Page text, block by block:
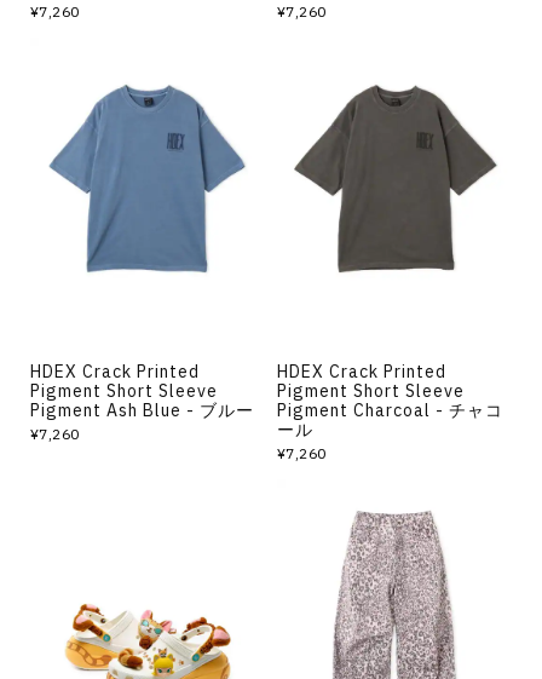
¥7,260 ¥7,260
HDEX Crack Printed
Pigment Short Sleeve
Pigment Ash Blue - ブルー
¥7,260
HDEX Crack Printed
Pigment Short Sleeve
Pigment Charcoal - チャコ
ール
¥7,260